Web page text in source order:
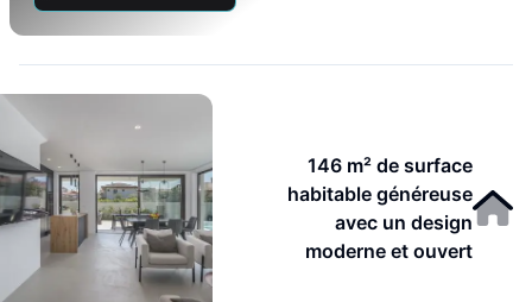
146 m² de surface
habitable généreuse
avec un design
moderne et ouvert